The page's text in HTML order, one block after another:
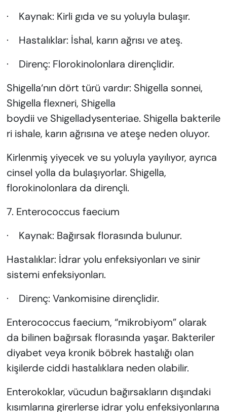
· Kaynak: Kirli gıda ve su yoluyla bulaşır.
· Hastalıklar: İshal, karın ağrısı ve ateş.
· Direnç: Florokinolonlara dirençlidir.
Shigella‘nın dört türü vardır: Shigella sonnei,
Shigella flexneri, Shigella
boydii ve Shigelladysenteriae. Shigella bakterile
ri ishale, karın ağrısına ve ateşe neden oluyor.
Kirlenmiş yiyecek ve su yoluyla yayılıyor, ayrıca
cinsel yolla da bulaşıyorlar. Shigella,
florokinolonlara da dirençli.
7. Enterococcus faecium
· Kaynak: Bağırsak florasında bulunur.
Hastalıklar: İdrar yolu enfeksiyonları ve sinir
sistemi enfeksiyonları.
· Direnç: Vankomisine dirençlidir.
Enterococcus faecium, “mikrobiyom” olarak
da bilinen bağırsak florasında yaşar. Bakteriler
diyabet veya kronik böbrek hastalığı olan
kişilerde ciddi hastalıklara neden olabilir.
Enterokoklar, vücudun bağırsakların dışındaki
kısımlarına girerlerse idrar yolu enfeksiyonlarına